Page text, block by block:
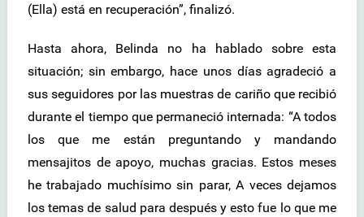
(Ella) está en recuperación”, finalizó.
Hasta ahora, Belinda no ha hablado sobre esta
situación; sin embargo, hace unos días agradeció a
sus seguidores por las muestras de cariño que recibió
durante el tiempo que permaneció internada: “A todos
los que me están preguntando y mandando
mensajitos de apoyo, muchas gracias. Estos meses
he trabajado muchísimo sin parar, A veces dejamos
los temas de salud para después y esto fue lo que me